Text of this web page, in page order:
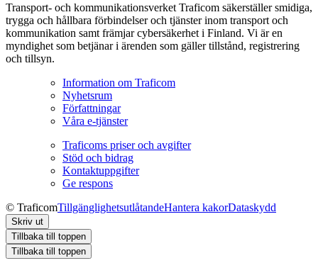
Transport- och kommunikationsverket Traficom säkerställer smidiga,
trygga och hållbara förbindelser och tjänster inom transport och
kommunikation samt främjar cybersäkerhet i Finland. Vi är en
myndighet som betjänar i ärenden som gäller tillstånd, registrering
och tillsyn.
Information om Traficom
Nyhetsrum
Författningar
Våra e-tjänster
Traficoms priser och avgifter
Stöd och bidrag
Kontaktuppgifter
Ge respons
© TraficomTillgänglighetsutlåtandeHantera kakorDataskydd
Skriv ut
Tillbaka till toppen
Tillbaka till toppen